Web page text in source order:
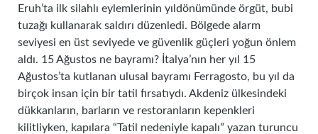
Eruh’ta ilk silahlı eylemlerinin yıldönümünde örgüt, bubi
tuzağı kullanarak saldırı düzenledi. Bölgede alarm
seviyesi en üst seviyede ve güvenlik güçleri yoğun önlem
aldı. 15 Ağustos ne bayramı? İtalya’nın her yıl 15
Ağustos’ta kutlanan ulusal bayramı Ferragosto, bu yıl da
birçok insan için bir tatil fırsatıydı. Akdeniz ülkesindeki
dükkanların, barların ve restoranların kepenkleri
kilitliyken, kapılara “Tatil nedeniyle kapalı” yazan turuncu